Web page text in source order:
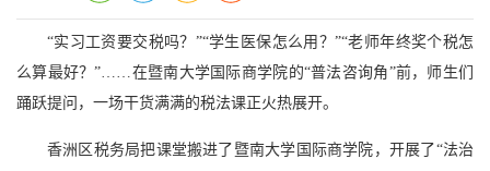
“实习工资要交税吗？”“学生医保怎么用？”“老师年终奖个税怎
么算最好？”……在暨南大学国际商学院的“普法咨询角”前，师生们
踊跃提问，一场干货满满的税法课正火热展开。
香洲区税务局把课堂搬进了暨南大学国际商学院，开展了“法治